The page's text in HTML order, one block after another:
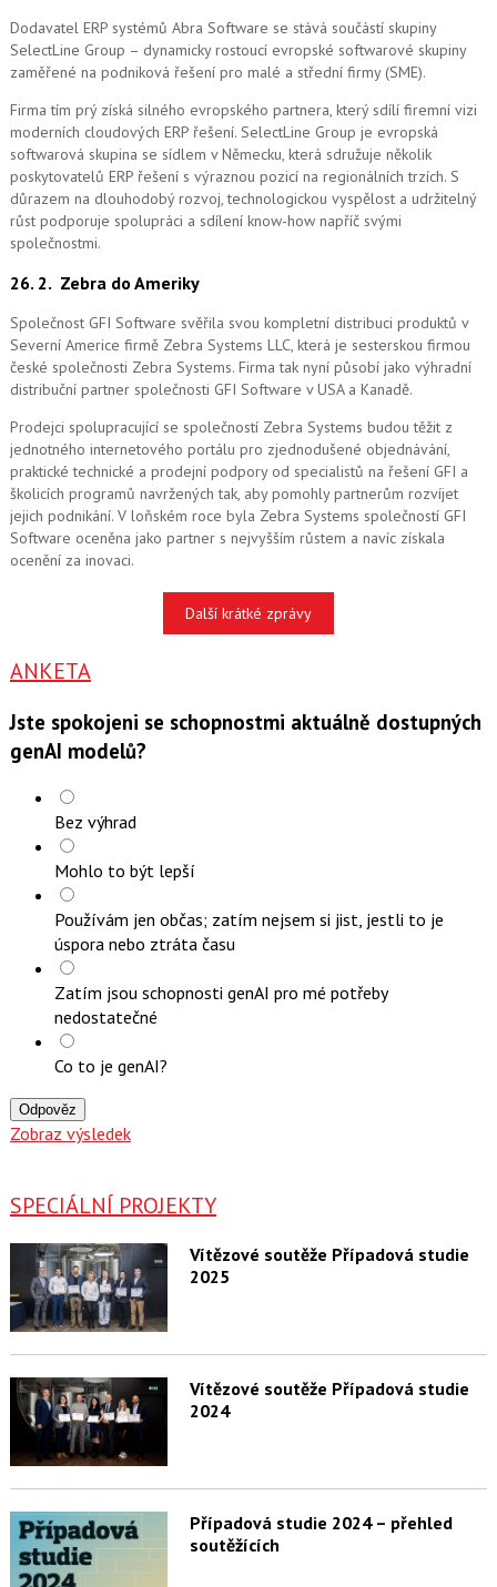
Dodavatel ERP systémů Abra Software se stává součástí skupiny
SelectLine Group – dynamicky rostoucí evropské softwarové skupiny
zaměřené na podniková řešení pro malé a střední firmy (SME).
Firma tím prý získá silného evropského partnera, který sdílí firemní vizi
moderních cloudových ERP řešení. SelectLine Group je evropská
softwarová skupina se sídlem v Německu, která sdružuje několik
poskytovatelů ERP řešení s výraznou pozicí na regionálních trzích. S
důrazem na dlouhodobý rozvoj, technologickou vyspělost a udržitelný
růst podporuje spolupráci a sdílení know-how napříč svými
společnostmi.
26. 2. Zebra do Ameriky
Společnost GFI Software svěřila svou kompletní distribuci produktů v
Severní Americe firmě Zebra Systems LLC, která je sesterskou firmou
české společnosti Zebra Systems. Firma tak nyní působí jako výhradní
distribuční partner společnosti GFI Software v USA a Kanadě.
Prodejci spolupracující se společností Zebra Systems budou těžit z
jednotného internetového portálu pro zjednodušené objednávání,
praktické technické a prodejní podpory od specialistů na řešení GFI a
školicích programů navržených tak, aby pomohly partnerům rozvíjet
jejich podnikání. V loňském roce byla Zebra Systems společností GFI
Software oceněna jako partner s nejvyšším růstem a navíc získala
ocenění za inovaci.
Další krátké zprávy
ANKETA
Jste spokojeni se schopnostmi aktuálně dostupných
genAI modelů?
Bez výhrad
Mohlo to být lepší
Používám jen občas; zatím nejsem si jist, jestli to je
úspora nebo ztráta času
Zatím jsou schopnosti genAI pro mé potřeby
nedostatečné
Co to je genAI?
Odpověz
Zobraz výsledek
SPECIÁLNÍ PROJEKTY
Vítězové soutěže Případová studie
2025
Vítězové soutěže Případová studie
2024
Případová studie 2024 – přehled
soutěžících